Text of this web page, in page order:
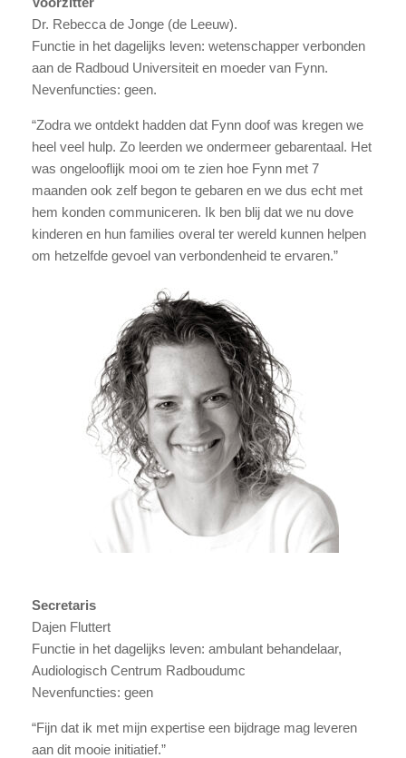
Dr. Rebecca de Jonge (de Leeuw).
Functie in het dagelijks leven: wetenschapper verbonden
aan de Radboud Universiteit en moeder van Fynn.
Nevenfuncties: geen.
“Zodra we ontdekt hadden dat Fynn doof was kregen we
heel veel hulp. Zo leerden we ondermeer gebarentaal. Het
was ongelooflijk mooi om te zien hoe Fynn met 7
maanden ook zelf begon te gebaren en we dus echt met
hem konden communiceren. Ik ben blij dat we nu dove
kinderen en hun families overal ter wereld kunnen helpen
om hetzelfde gevoel van verbondenheid te ervaren.”
Secretaris
Dajen Fluttert
Functie in het dagelijks leven: ambulant behandelaar,
Audiologisch Centrum Radboudumc
Nevenfuncties: geen
“Fijn dat ik met mijn expertise een bijdrage mag leveren
aan dit mooie initiatief.”